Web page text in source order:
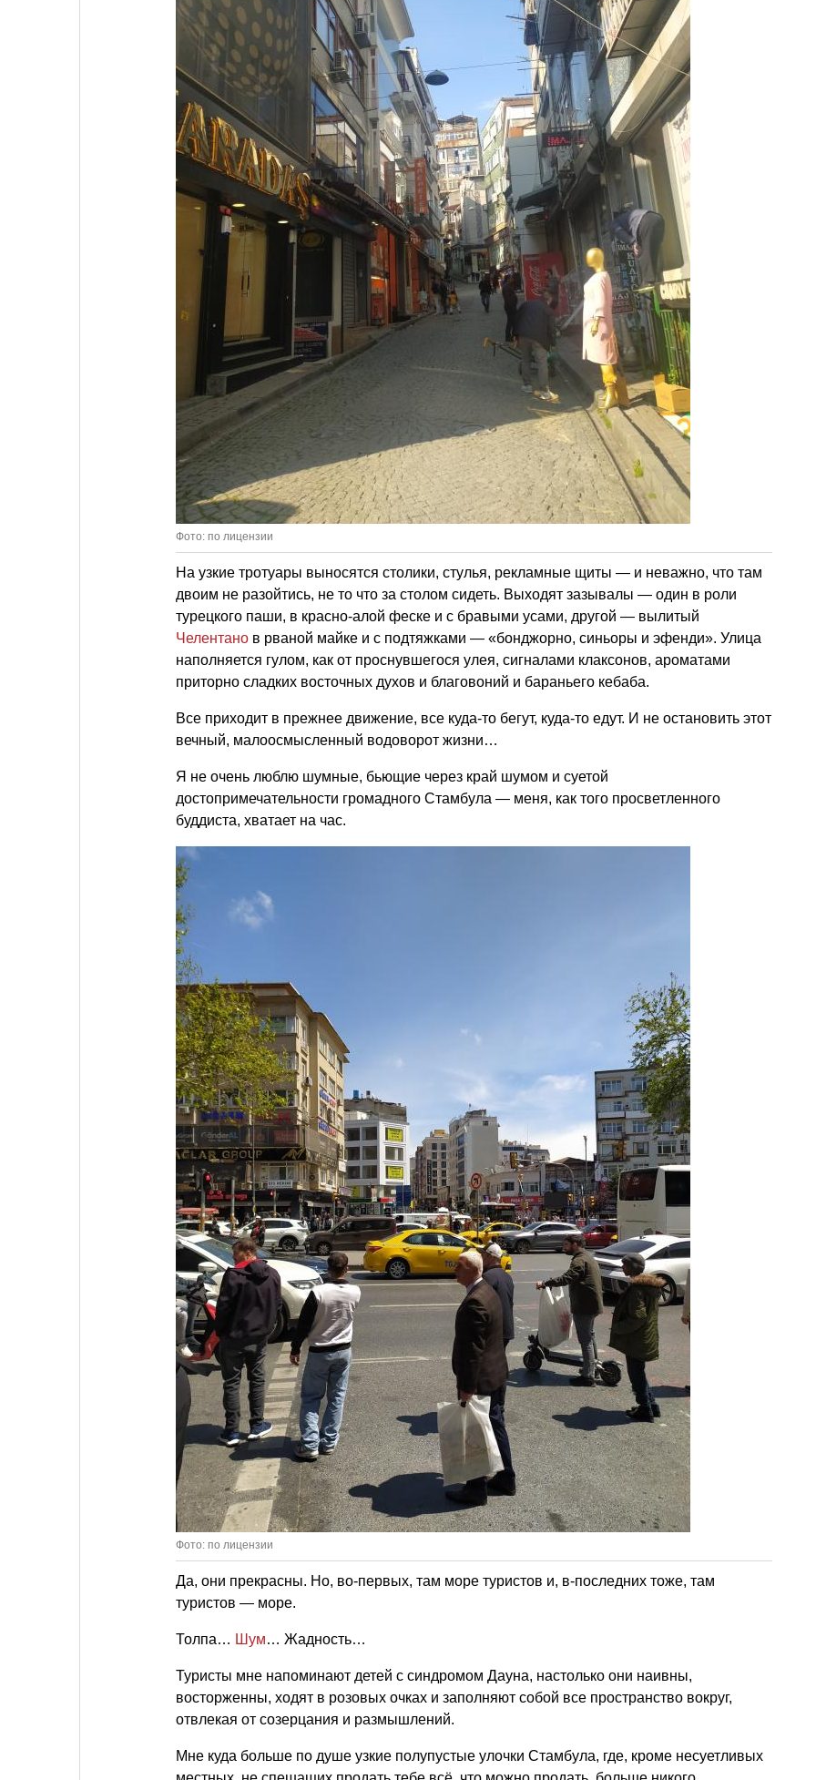
Фото: по лицензии
На узкие тротуары выносятся столики, стулья, рекламные щиты — и неважно, что там
двоим не разойтись, не то что за столом сидеть. Выходят зазывалы — один в роли
турецкого паши, в красно-алой феске и с бравыми усами, другой — вылитый
Челентано в рваной майке и с подтяжками — «бонджорно, синьоры и эфенди». Улица
наполняется гулом, как от проснувшегося улея, сигналами клаксонов, ароматами
приторно сладких восточных духов и благовоний и бараньего кебаба.
Все приходит в прежнее движение, все куда-то бегут, куда-то едут. И не остановить этот
вечный, малоосмысленный водоворот жизни…
Я не очень люблю шумные, бьющие через край шумом и суетой
достопримечательности громадного Стамбула — меня, как того просветленного
буддиста, хватает на час.
Фото: по лицензии
Да, они прекрасны. Но, во-первых, там море туристов и, в-последних тоже, там
туристов — море.
Толпа… Шум… Жадность…
Туристы мне напоминают детей с синдромом Дауна, настолько они наивны,
восторженны, ходят в розовых очках и заполняют собой все пространство вокруг,
отвлекая от созерцания и размышлений.
Мне куда больше по душе узкие полупустые улочки Стамбула, где, кроме несуетливых